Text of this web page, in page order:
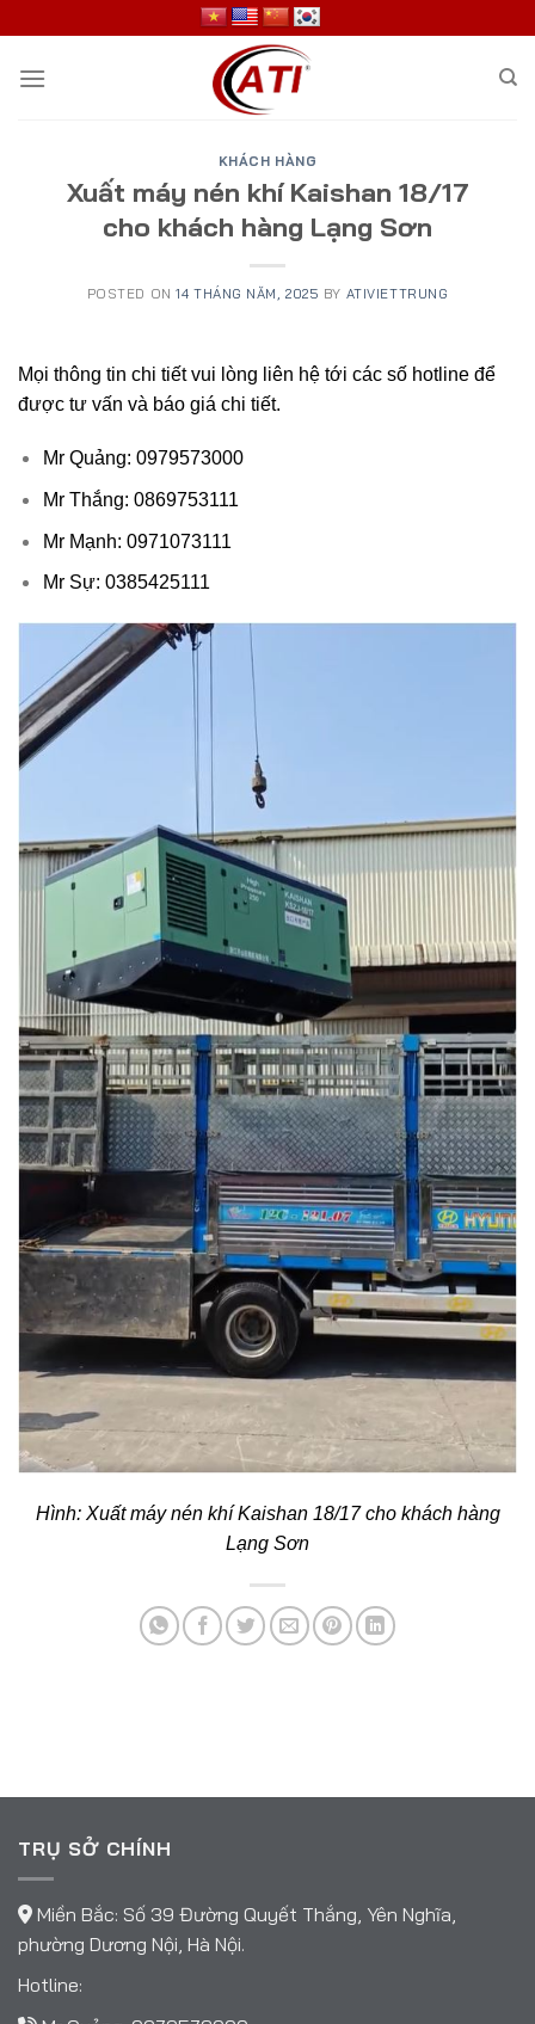
to
content
KHÁCH HÀNG
Xuất máy nén khí Kaishan 18/17
cho khách hàng Lạng Sơn
POSTED ON14 THÁNG NĂM, 2025 BY ATIVIETTRUNG
Mọi thông tin chi tiết vui lòng liên hệ tới các số hotline để
được tư vấn và báo giá chi tiết.
Mr Quảng: 0979573000
Mr Thắng: 0869753111
Mr Mạnh: 0971073111
Mr Sự: 0385425111
Hình: Xuất máy nén khí Kaishan 18/17 cho khách hàng
Lạng Sơn
TRỤ SỞ CHÍNH
Miền Bắc: Số 39 Đường Quyết Thắng, Yên Nghĩa,
phường Dương Nội, Hà Nội.
Hotline: